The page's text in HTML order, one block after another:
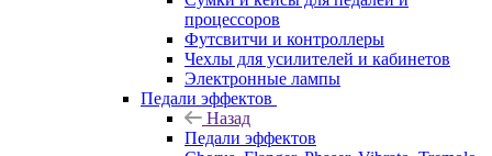
процессоров
Футсвитчи и контроллеры
Чехлы для усилителей и кабинетов
Электронные лампы
Педали эффектов
Назад
Педали эффектов